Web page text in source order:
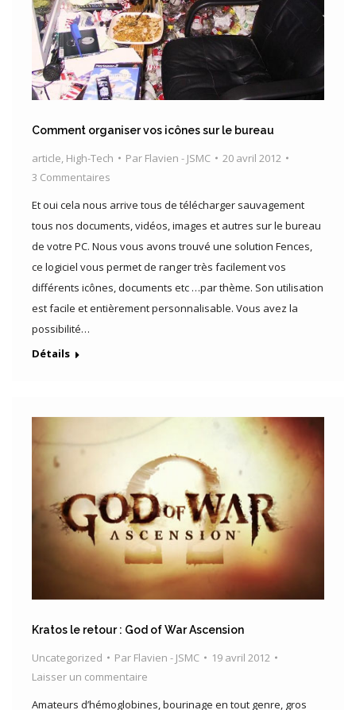
Comment organiser vos icônes sur le bureau
article, High-Tech Par Flavien - JSMC
20 avril 2012
3 Commentaires
Et oui cela nous arrive tous de télécharger sauvagement
tous nos documents, vidéos, images et autres sur le bureau
de votre PC. Nous vous avons trouvé une solution Fences,
ce logiciel vous permet de ranger très facilement vos
différents icônes, documents etc …par thème. Son utilisation
est facile et entièrement personnalisable. Vous avez la
possibilité…
Détails
Kratos le retour : God of War Ascension
Uncategorized Par Flavien - JSMC
19 avril 2012
Laisser un commentaire
Amateurs d’hémoglobines, bourinage en tout genre, gros